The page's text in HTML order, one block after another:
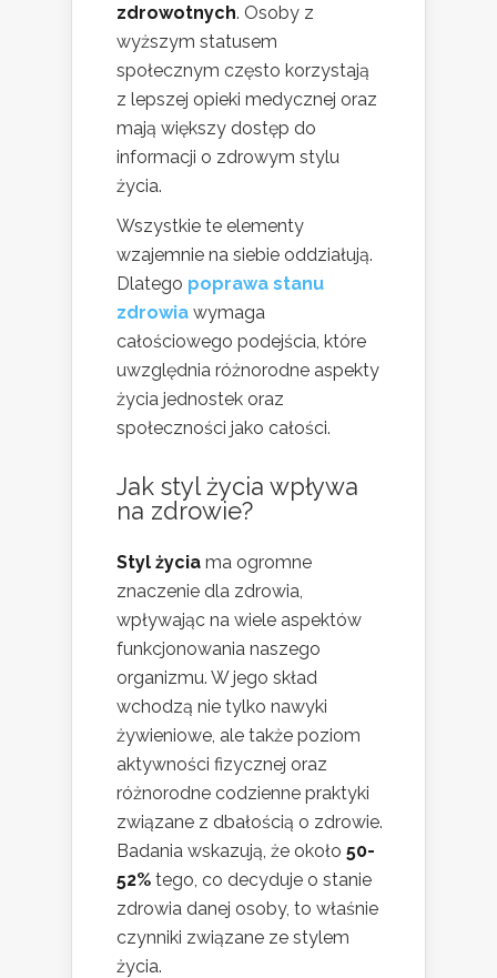
zdrowotnych. Osoby z
wyższym statusem
społecznym często korzystają
z lepszej opieki medycznej oraz
mają większy dostęp do
informacji o zdrowym stylu
życia.
Wszystkie te elementy
wzajemnie na siebie oddziałują.
Dlatego poprawa stanu
zdrowia wymaga
całościowego podejścia, które
uwzględnia różnorodne aspekty
życia jednostek oraz
społeczności jako całości.
Jak styl życia wpływa
na zdrowie?
Styl życia ma ogromne
znaczenie dla zdrowia,
wpływając na wiele aspektów
funkcjonowania naszego
organizmu. W jego skład
wchodzą nie tylko nawyki
żywieniowe, ale także poziom
aktywności fizycznej oraz
różnorodne codzienne praktyki
związane z dbałością o zdrowie.
Badania wskazują, że około 50-
52% tego, co decyduje o stanie
zdrowia danej osoby, to właśnie
czynniki związane ze stylem
życia.